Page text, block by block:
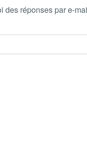
des réponses par e-